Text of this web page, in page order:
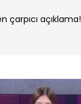
çarpıcı açıklama!